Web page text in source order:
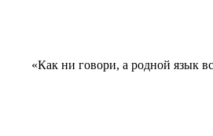
«Как ни говори, а родной язык